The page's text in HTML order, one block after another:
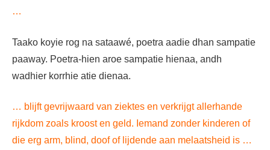
…
Taako koyie rog na sataawé, poetra aadie dhan sampatie
paaway. Poetra-hien aroe sampatie hienaa, andh
wadhier korrhie atie dienaa.
… blijft gevrijwaard van ziektes en verkrijgt allerhande
rijkdom zoals kroost en geld. Iemand zonder kinderen of
die erg arm, blind, doof of lijdende aan melaatsheid is …